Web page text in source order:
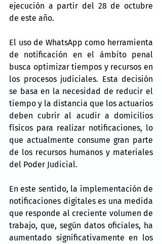
ejecución a partir del 28 de octubre
de este año.
El uso de WhatsApp como herramienta
de notificación en el ámbito penal
busca optimizar tiempos y recursos en
los procesos judiciales. Esta decisión
se basa en la necesidad de reducir el
tiempo y la distancia que los actuarios
deben cubrir al acudir a domicilios
físicos para realizar notificaciones, lo
que actualmente consume gran parte
de los recursos humanos y materiales
del Poder Judicial.
En este sentido, la implementación de
notificaciones digitales es una medida
que responde al creciente volumen de
trabajo, que, según datos oficiales, ha
aumentado significativamente en los